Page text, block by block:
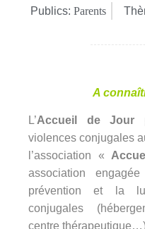
Publics: Parents
A
L’Accueil de Jour
violences conjugales
l’association «
association
prévention et la
conjugales
centre